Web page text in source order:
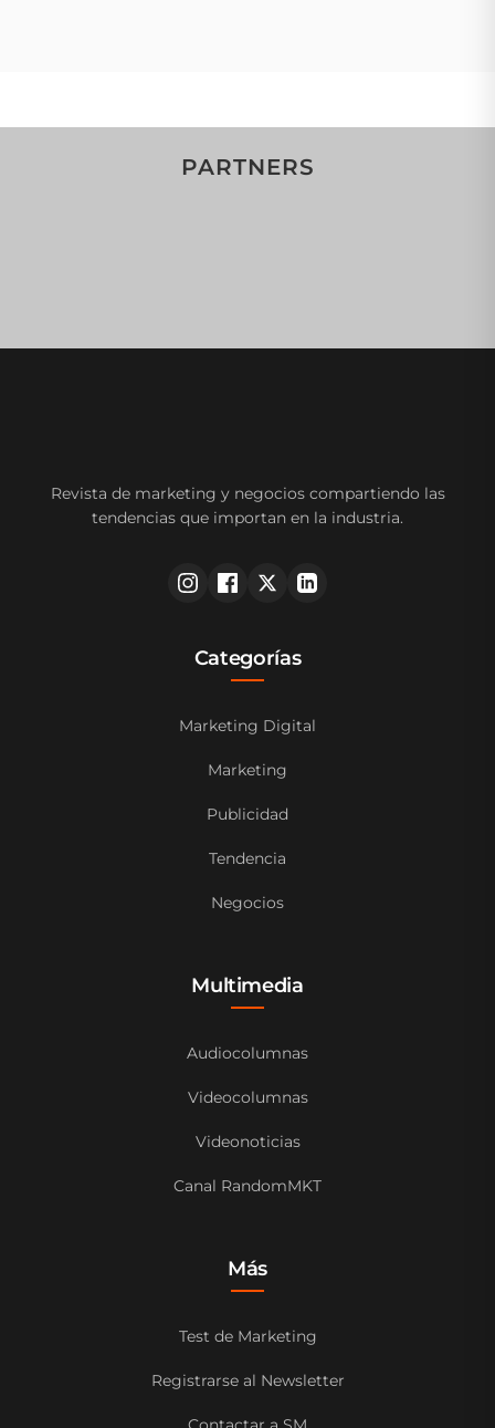
PARTNERS
Revista de marketing y negocios compartiendo las
tendencias que importan en la industria.
Categorías
Marketing Digital
Marketing
Publicidad
Tendencia
Negocios
Multimedia
Audiocolumnas
Videocolumnas
Videonoticias
Canal RandomMKT
Más
Test de Marketing
Registrarse al Newsletter